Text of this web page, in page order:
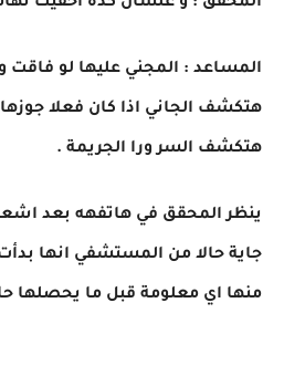
المساعد : المجني عليها لو
هتكشف الجاني اذا كان فعلا
هتكشف السر ورا الجريمة .
ينظر المحقق في هاتفهه بعد
جاية حالا من المستشفي انها
منها اي معلومة قبل ما يحصلها